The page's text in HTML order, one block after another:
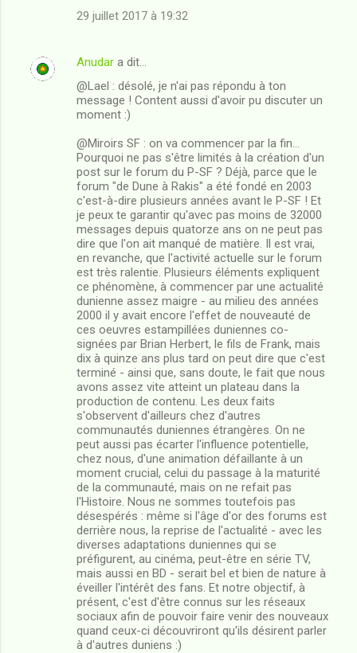
29 juillet 2017 à 19:32
Anudar a dit…
@Lael : désolé, je n'ai pas répondu à ton
message ! Content aussi d'avoir pu discuter un
moment :)
@Miroirs SF : on va commencer par la fin...
Pourquoi ne pas s'être limités à la création d'un
post sur le forum du P-SF ? Déjà, parce que le
forum "de Dune à Rakis" a été fondé en 2003
c'est-à-dire plusieurs années avant le P-SF ! Et
je peux te garantir qu'avec pas moins de 32000
messages depuis quatorze ans on ne peut pas
dire que l'on ait manqué de matière. Il est vrai,
en revanche, que l'activité actuelle sur le forum
est très ralentie. Plusieurs éléments expliquent
ce phénomène, à commencer par une actualité
dunienne assez maigre - au milieu des années
2000 il y avait encore l'effet de nouveauté de
ces oeuvres estampillées duniennes co-
signées par Brian Herbert, le fils de Frank, mais
dix à quinze ans plus tard on peut dire que c'est
terminé - ainsi que, sans doute, le fait que nous
avons assez vite atteint un plateau dans la
production de contenu. Les deux faits
s'observent d'ailleurs chez d'autres
communautés duniennes étrangères. On ne
peut aussi pas écarter l'influence potentielle,
chez nous, d'une animation défaillante à un
moment crucial, celui du passage à la maturité
de la communauté, mais on ne refait pas
l'Histoire. Nous ne sommes toutefois pas
désespérés : même si l'âge d'or des forums est
derrière nous, la reprise de l'actualité - avec les
diverses adaptations duniennes qui se
préfigurent, au cinéma, peut-être en série TV,
mais aussi en BD - serait bel et bien de nature à
éveiller l'intérêt des fans. Et notre objectif, à
présent, c'est d'être connus sur les réseaux
sociaux afin de pouvoir faire venir des nouveaux
quand ceux-ci découvriront qu'ils désirent parler
à d'autres duniens :)